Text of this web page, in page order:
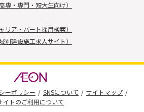
専・専門・短大生向け）
リア・パート採用検索）
別建設施工求人サイト）
ーポリシー SNSについて
サイトマップ
イトのご利用について